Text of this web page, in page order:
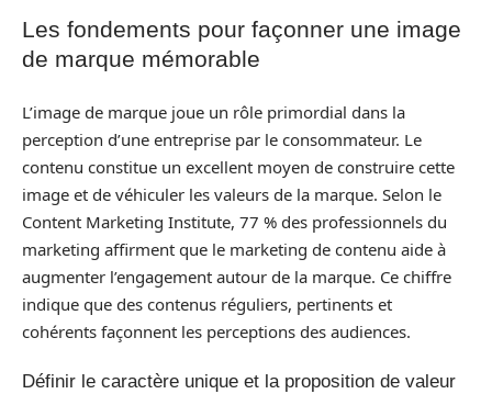
Les fondements pour façonner une image
de marque mémorable
L’image de marque joue un rôle primordial dans la
perception d’une entreprise par le consommateur. Le
contenu constitue un excellent moyen de construire cette
image et de véhiculer les valeurs de la marque. Selon le
Content Marketing Institute, 77 % des professionnels du
marketing affirment que le marketing de contenu aide à
augmenter l’engagement autour de la marque. Ce chiffre
indique que des contenus réguliers, pertinents et
cohérents façonnent les perceptions des audiences.
Définir le caractère unique et la proposition de valeur